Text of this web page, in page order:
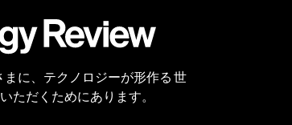
まに、テクノロジーが形作る 世
ただくためにあります。